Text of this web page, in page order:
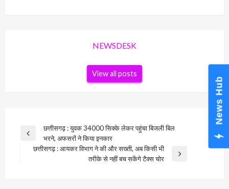
NEWSDESK
View all posts
Post
navigation
Previous
Post
छत्तीसगढ़ : युवक 34000 सिक्के लेकर पहुंचा बिजली बिल
भरने, अफसरों ने किया इनकार
छत्तीसगढ़ : आयकर विभाग ने की और सख्ती, अब किसी भी
तरीके से नहीं बच सकेंगे टैक्स चोर
News Hub